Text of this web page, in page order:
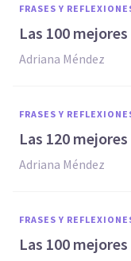
FRASES Y
Las 100
Adriana Méndez
FRASES Y
Las 120
Adriana Méndez
FRASES Y
Las 100